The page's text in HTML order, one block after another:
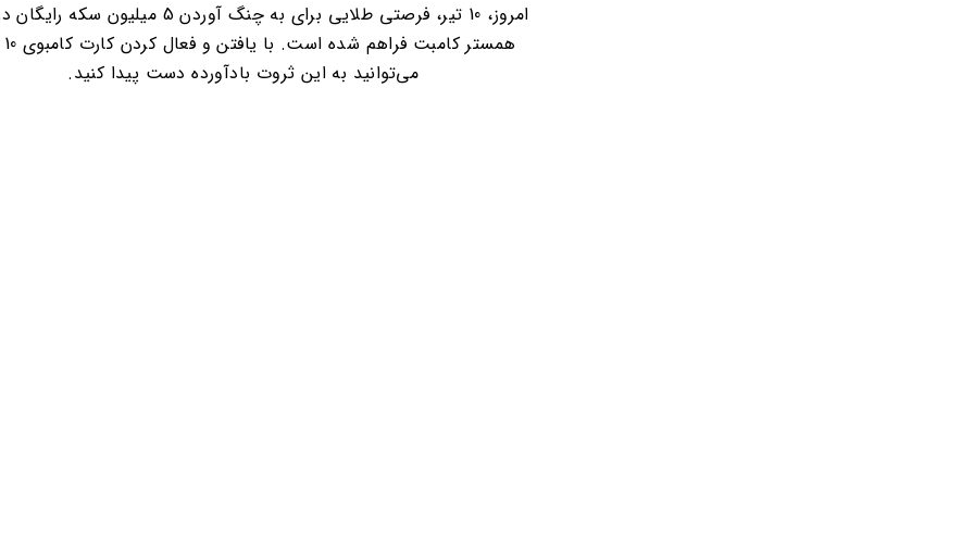
امروز، 10 تیر، فرصتی طلایی برای به چنگ آوردن 5 میلیون
می‌توانید به این ثروت بادآورده دست پیدا کنید.